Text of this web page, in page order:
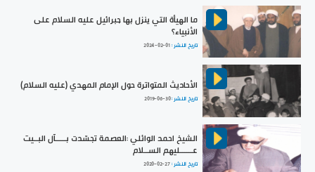
ما الهيأة التي ينزل بها جبرائيل عليه السلام على
الأنبياء؟
تاريخ النشر :2024-02-01
الأحاديث المتواترة حول الإمام المهدي (عليه السلام)
تاريخ النشر :2019-06-30
الشيخ احمد الوائلي :العصمة تجسّدت بـــــآل البــيت
عــــــليهم الســلام
تاريخ النشر :2020-02-27